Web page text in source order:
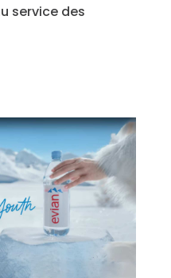
service des